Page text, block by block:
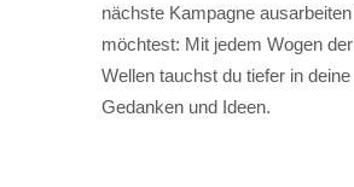
nächste Kampagne ausarbeiten
möchtest: Mit jedem Wogen der
Wellen tauchst du tiefer in deine
Gedanken und Ideen.